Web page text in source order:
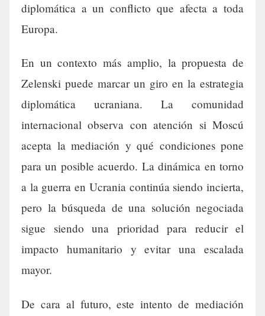
diplomática a un conflicto que afecta a toda
Europa.
En un contexto más amplio, la propuesta de
Zelenski puede marcar un giro en la estrategia
diplomática ucraniana. La comunidad
internacional observa con atención si Moscú
acepta la mediación y qué condiciones pone
para un posible acuerdo. La dinámica en torno
a la guerra en Ucrania continúa siendo incierta,
pero la búsqueda de una solución negociada
sigue siendo una prioridad para reducir el
impacto humanitario y evitar una escalada
mayor.
De cara al futuro, este intento de mediación